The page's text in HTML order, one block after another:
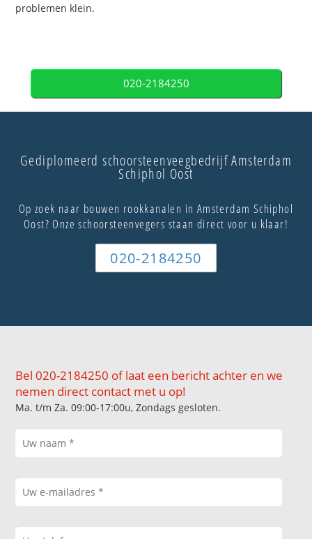
problemen klein.
020-2184250
Gediplomeerd schoorsteenveegbedrijf Amsterdam
Schiphol Oost
Op zoek naar bouwen rookkanalen in Amsterdam Schiphol
Oost? Onze schoorsteenvegers staan direct voor u klaar!
020-2184250
Bel 020-2184250 of laat een bericht achter en we
nemen direct contact met u op!
Ma. t/m Za. 09:00-17:00u, Zondags gesloten.